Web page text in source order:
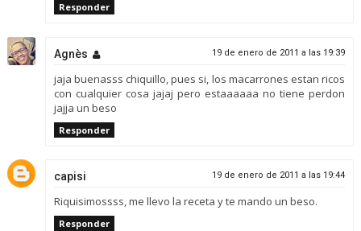
Responder
Agnès 19 de enero de 2011 a las 19:39
jaja buenasss chiquillo, pues si, los macarrones estan ricos
con cualquier cosa jajaj pero estaaaaaa no tiene perdon
jajja un beso
Responder
capisi 19 de enero de 2011 a las 19:44
Riquisimossss, me llevo la receta y te mando un beso.
Responder